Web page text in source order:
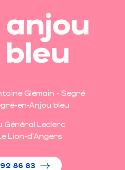
Glémain - Segré
en-Anjou bleu
Général Leclerc
Lion-d'Angers
86 83